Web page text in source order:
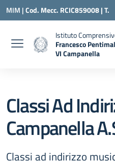
Vai ai contenuti
Vai al menu di navigazione
Vai al footer
MIM |Cod. Mecc. RCIC859008 | T.
Istituto
Francesco
VI Campanella
Classi Ad
Campanella
Classi ad indirizzo